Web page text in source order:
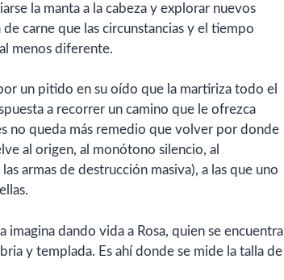
la manta a la cabeza y explorar nuevos
carne que las circunstancias y el tiempo
menos diferente.
un pitido en su oído que la martiriza todo el
a recorrer un camino que le ofrezca
no queda más remedio que volver por donde
al origen, al monótono silencio, al
armas de destrucción masiva), a las que uno
imagina dando vida a Rosa, quien se encuentra
y templada. Es ahí donde se mide la talla de